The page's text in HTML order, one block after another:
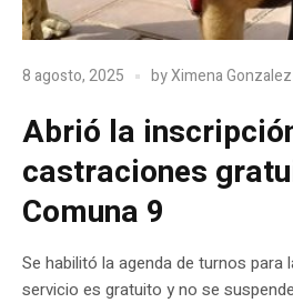
8 agosto, 2025 byXimena Gonzalez
Abrió la
castraciones
Comuna 9
Se habilitó la agenda de turnos para
servicio es gratuito y no se